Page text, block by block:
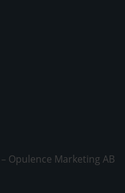
Opulence Marketing AB